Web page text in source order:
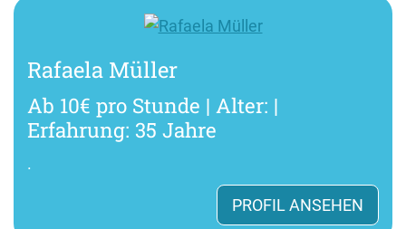
Rafaela Müller
Ab 10€ pro Stunde | Alter: |
Erfahrung: 35 Jahre
.
PROFIL ANSEHEN